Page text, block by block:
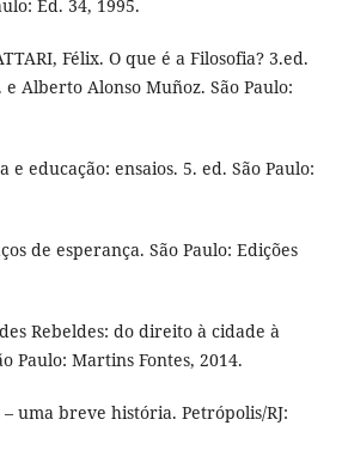
Ed. 34, 1995.
Félix. O que é a Filosofia? 3.ed.
Alberto Alonso Muñoz. São Paulo:
e educação: ensaios. 5. ed. São Paulo:
de esperança. São Paulo: Edições
Rebeldes: do direito à cidade à
Paulo: Martins Fontes, 2014.
uma breve história. Petrópolis/RJ: